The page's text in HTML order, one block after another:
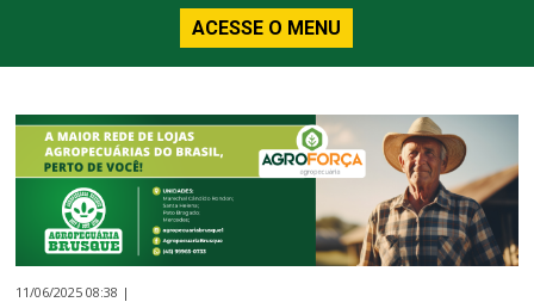
ACESSE O MENU
11/06/2025 08:38 |